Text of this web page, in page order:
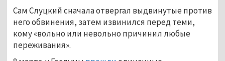
Сам Слуцкий сначала отвергал выдвинутые против
него обвинения, затем извинился перед теми,
кому «вольно или невольно причинил любые
переживания».